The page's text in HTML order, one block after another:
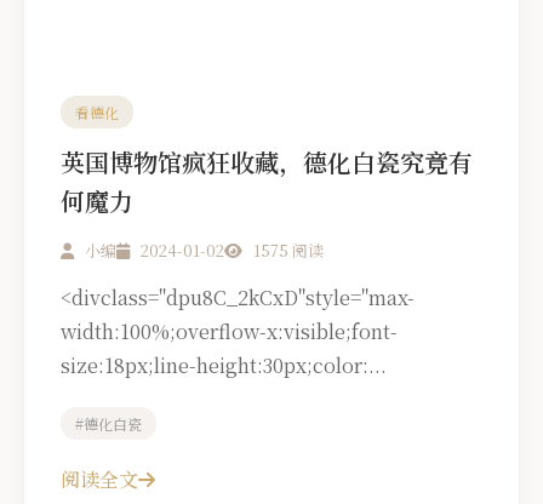
看德化
英国博物馆疯狂收藏，德化白瓷究竟有
何魔力
小编 2024-01-02 1575 阅读
<divclass="dpu8C_2kCxD"style="max-
width:100%;overflow-x:visible;font-
size:18px;line-height:30px;color:...
#德化白瓷
阅读全文